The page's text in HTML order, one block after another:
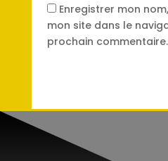
Enregistrer mon
mon site dans le
prochain commentaire.